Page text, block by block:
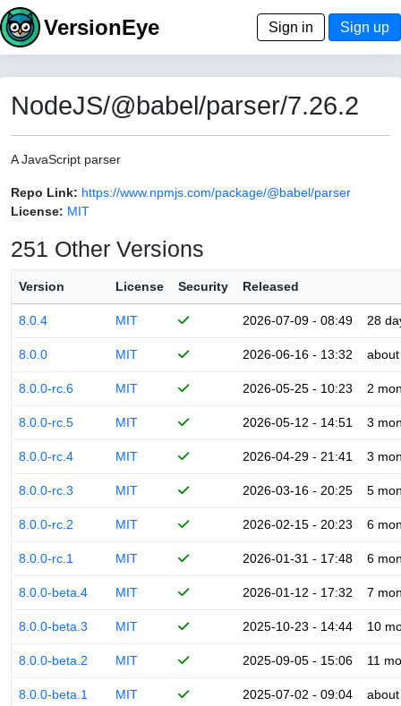
VersionEye Sign in Sign up
NodeJS/@babel/parser/7.26.2
A JavaScript parser
Repo Link: https://www.npmjs.com/package/@babel/parser
License: MIT
251 Other Versions
Version License Security Released
8.0.4 MIT 2026-07-09 - 08:49 28
8.0.0 MIT 2026-06-16 - 13:32
8.0.0-rc.6 MIT 2026-05-25 - 10:23 2
8.0.0-rc.5 MIT 2026-05-12 - 14:51 3
8.0.0-rc.4 MIT 2026-04-29 - 21:41 3
8.0.0-rc.3 MIT 2026-03-16 - 20:25 5
8.0.0-rc.2 MIT 2026-02-15 - 20:23 6
8.0.0-rc.1 MIT 2026-01-31 - 17:48 6
8.0.0-beta.4 MIT 2026-01-12 - 17:32 7
8.0.0-beta.3 MIT 2025-10-23 - 14:44 10
8.0.0-beta.2 MIT 2025-09-05 - 15:06 11
8.0.0-beta.1 MIT 2025-07-02 - 09:04